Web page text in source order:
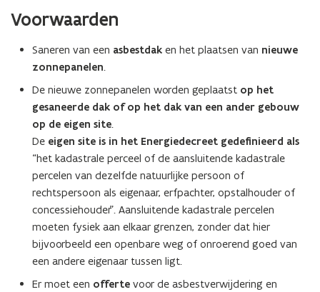
Voorwaarden
Saneren van een asbestdak en het plaatsen van nieuwe
zonnepanelen.
De nieuwe zonnepanelen worden geplaatst op het
gesaneerde dak of op het dak van een ander gebouw
op de eigen site.
De eigen site is in het Energiedecreet gedefinieerd als
“het kadastrale perceel of de aansluitende kadastrale
percelen van dezelfde natuurlijke persoon of
rechtspersoon als eigenaar, erfpachter, opstalhouder of
concessiehouder”. Aansluitende kadastrale percelen
moeten fysiek aan elkaar grenzen, zonder dat hier
bijvoorbeeld een openbare weg of onroerend goed van
een andere eigenaar tussen ligt.
Er moet een offerte voor de asbestverwijdering en